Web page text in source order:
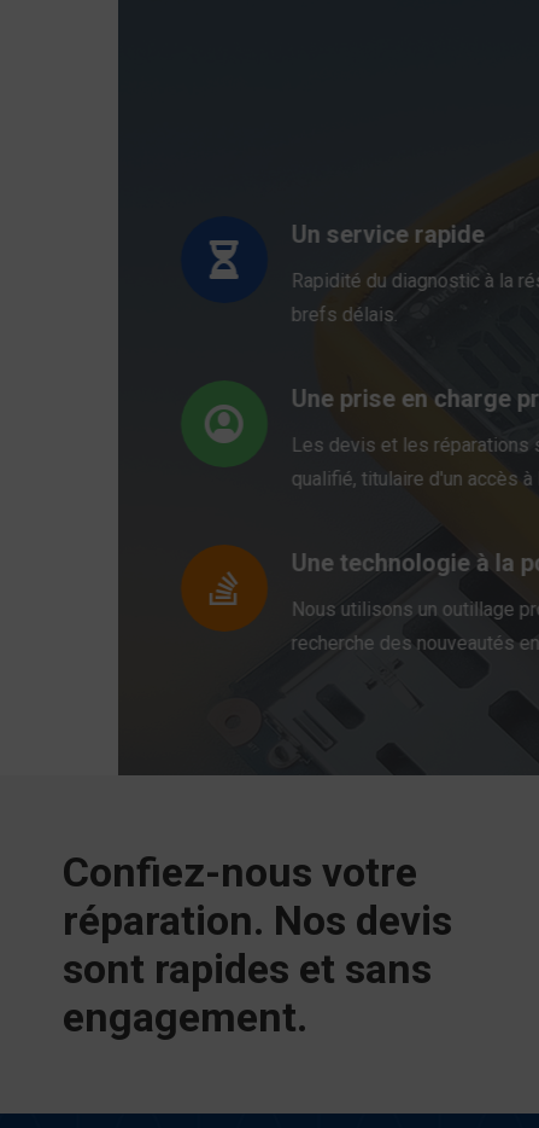
Un service rapide
Rapidité du diagnostic à la
brefs délais.
Une prise en charge
Les devis et les réparations
qualifié, titulaire d'un accès
Une technologie à la
Nous utilisons un outillage
recherche des nouveautés
Confiez-nous votre
réparation. Nos devis
sont rapides et sans
engagement.